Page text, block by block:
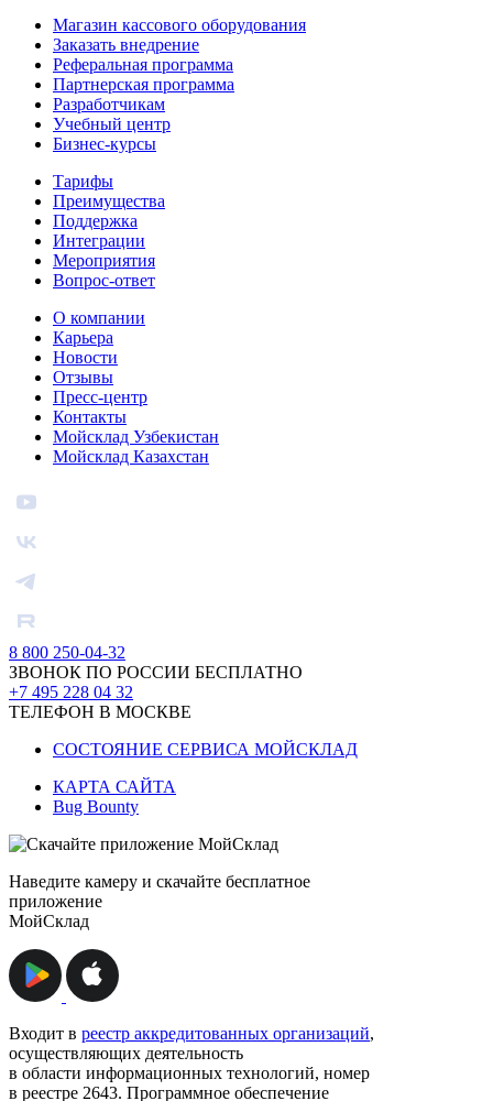
Магазин кассового оборудования
Заказать внедрение
Реферальная программа
Партнерская программа
Разработчикам
Учебный центр
Бизнес‑курсы
Тарифы
Преимущества
Поддержка
Интеграции
Мероприятия
Вопрос-ответ
О компании
Карьера
Новости
Отзывы
Пресс-центр
Контакты
Мойсклад Узбекистан
Мойсклад Казахстан
8 800 250-04-32
ЗВОНОК ПО РОССИИ БЕСПЛАТНО
+7 495 228 04 32
ТЕЛЕФОН В МОСКВЕ
СОСТОЯНИЕ СЕРВИСА МОЙСКЛАД
КАРТА САЙТА
Bug Bounty
Наведите камеру и скачайте бесплатное
приложение
МойСклад
Входит в реестр аккредитованных организаций,
осуществляющих деятельность
в области информационных технологий, номер
в реестре 2643. Программное обеспечение